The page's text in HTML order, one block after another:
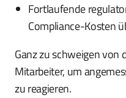
Fortlaufende
Compliance-Kosten
Ganz zu schweigen
Mitarbeiter, um
zu reagieren.